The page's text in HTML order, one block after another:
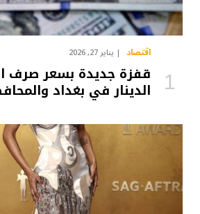
اقتصاد يناير 27, 2026
قفزة جديدة بسعر صرف
الدينار في بغداد